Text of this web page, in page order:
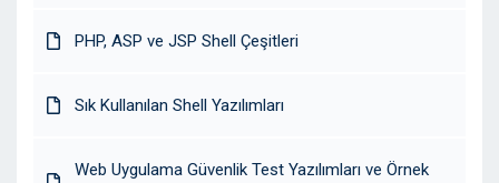
PHP, ASP ve JSP Shell Çeşitleri
Sık Kullanılan Shell Yazılımları
Web Uygulama Güvenlik Test Yazılımları ve Örnek